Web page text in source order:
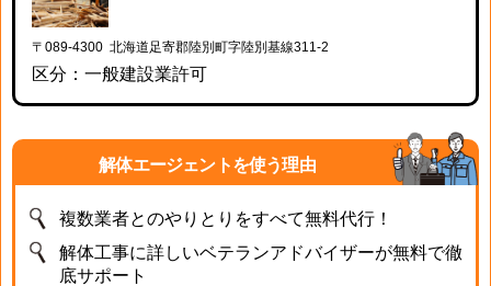
〒089-4300 北海道足寄郡陸別町字陸別基線311-2
区分：一般建設業許可
解体エージェントを使う理由
複数業者とのやりとりをすべて無料代行！
解体工事に詳しいベテランアドバイザーが無料で徹
底サポート